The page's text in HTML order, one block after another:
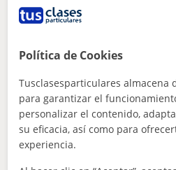
Verín
Biología
Bombero forestal y
formación profesional y
Me considero una persona con
Política de Cookies
Tusclasesparticulares almacena
para garantizar el
personalizar el contenido,
su eficacia, así como para
experiencia.